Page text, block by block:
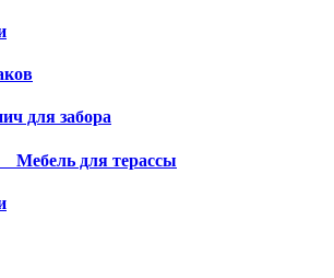
для забора
Мебель для терассы